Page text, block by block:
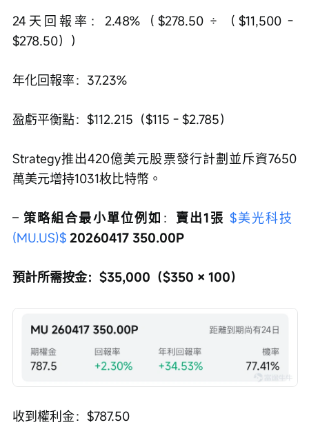
24天回報率：2.48%（$278.50 ÷ （$11,500 -
$278.50））
年化回報率：37.23%
盈虧平衡點：$112.215（$115 - $2.785）
Strategy推出420億美元股票發行計劃並斥資7650
萬美元增持1031枚比特幣。
– 策略組合最小單位例如 ： 賣出1張 $美光科技
(MU.US)$ 20260417 350.00P
預計所需按金：$35,000（$350 × 100）
收到權利金：$787.50